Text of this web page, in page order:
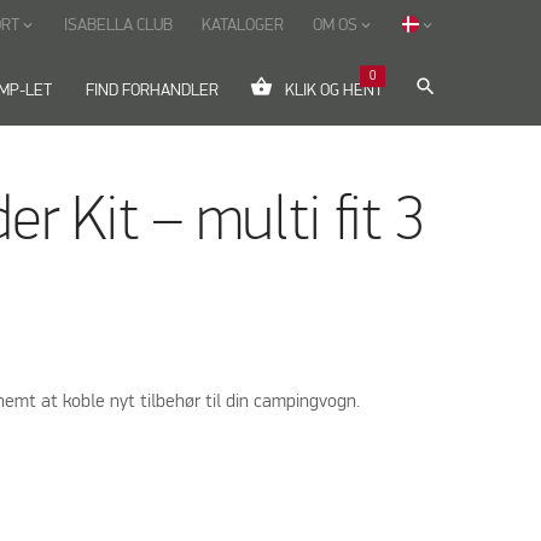
LET FIND FORHANDLER shopping_basket KLIK OG HENT
0
search
keyboard_arrow_down ISABELLA CLUB KATALOGER OM OS keyboard_arrow_down keyboard_arrow_down
Kit – multi fit 3
at koble nyt tilbehør til din campingvogn.